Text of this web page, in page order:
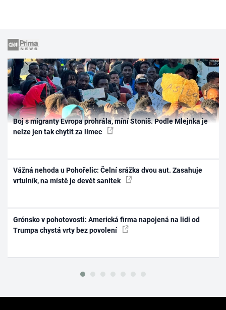
Boj s migranty Evropa prohrála, míní Stoniš. Podle Mlejnka je
nelze jen tak chytit za límec
Vážná nehoda u Pohořelic: Čelní srážka dvou aut. Zasahuje
vrtulník, na místě je devět sanitek
Grónsko v pohotovosti: Americká firma napojená na lidi od
Trumpa chystá vrty bez povolení